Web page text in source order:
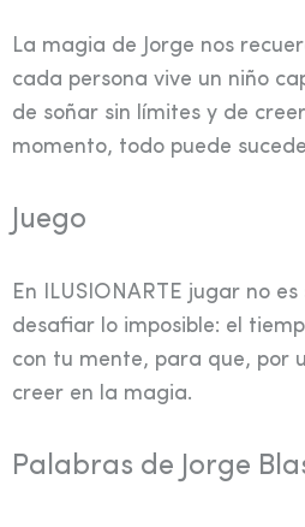
La magia de Jorge nos
cada persona vive un niño
de soñar sin límites y de
momento, todo puede
Juego
En ILUSIONARTE jugar no
desafiar lo imposible: el
con tu mente, para que, por
creer en la magia.
Palabras de Jorge